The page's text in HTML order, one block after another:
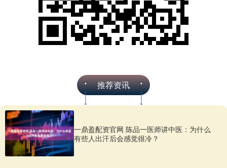
推荐资讯
一鼎盈配资官网 陈品一医师讲中医：为什么
有些人出汗后会感觉很冷？